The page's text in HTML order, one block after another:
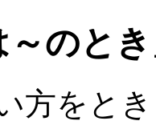
～のと
をとき